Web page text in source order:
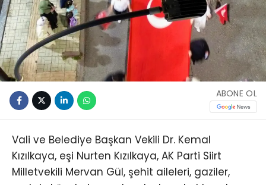
ABONE OL
Vali ve Belediye Başkan Vekili Dr. Kemal
Kızılkaya, eşi Nurten Kızılkaya, AK Parti Siirt
Milletvekili Mervan Gül, şehit aileleri, gaziler,